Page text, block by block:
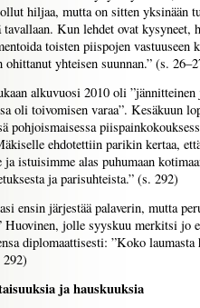
ollut hiljaa, mutta on sitten yksinään
Kun lehdet ovat kysyneet,
toisten piispojen vastuuseen
yhteisen suunnan.” (s.
alkuvuosi 2010 oli
oli toivomisen varaa”. Kesäkuun
pohjoismaisessa
ehdotettiin parikin kertaa,
ja istuisimme alas puhumaan
ja parisuhteista.” (s. 292)
ensin järjestää palaverin, mutta
Huovinen, jolle syyskuu merkitsi jo
diplomaattisesti: ”Koko
292)
ja hauskuuksia